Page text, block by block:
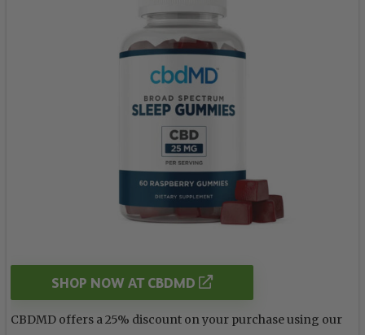
SHOP NOW AT CBDMD
CBDMD offers a 25% discount on your purchase using our